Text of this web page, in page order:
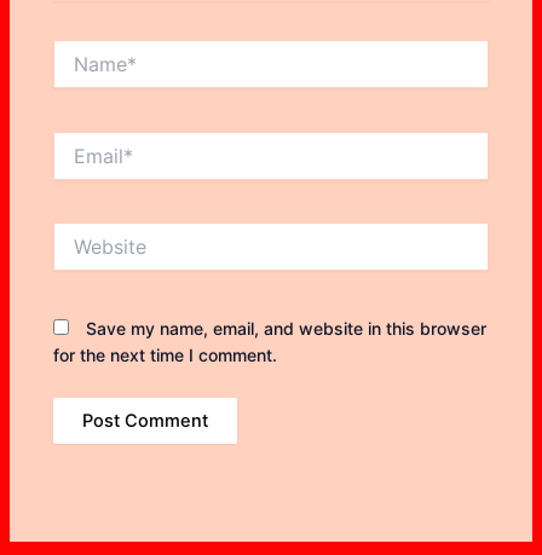
Save my name, email, and website in this browser
for the next time I comment.